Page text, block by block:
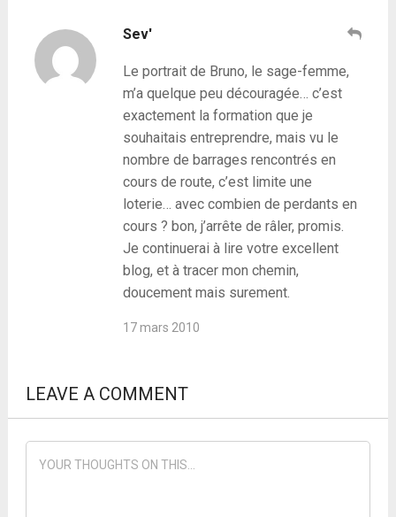
Sev'
Le portrait de Bruno, le sage-femme,
m’a quelque peu découragée… c’est
exactement la formation que je
souhaitais entreprendre, mais vu le
nombre de barrages rencontrés en
cours de route, c’est limite une
loterie… avec combien de perdants en
cours ? bon, j’arrête de râler, promis.
Je continuerai à lire votre excellent
blog, et à tracer mon chemin,
doucement mais surement.
17 mars 2010
LEAVE A COMMENT